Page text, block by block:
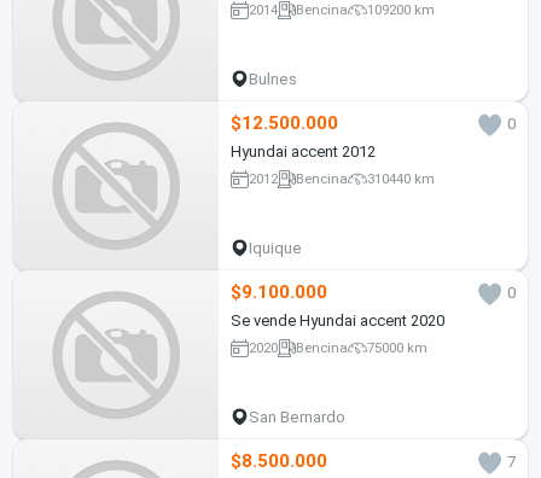
2014 Bencina 109200 km
Bulnes
$12.500.000
0
Hyundai accent 2012
2012 Bencina 310440 km
Iquique
$9.100.000
0
Se vende Hyundai accent 2020
2020 Bencina 75000 km
San Bernardo
$8.500.000
7